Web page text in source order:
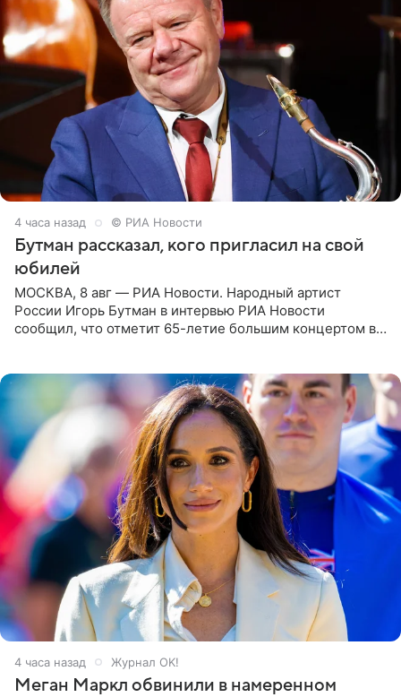
4 часа назад © РИА Новости
Бутман рассказал, кого пригласил на свой
юбилей
МОСКВА, 8 авг — РИА Новости. Народный артист
России Игорь Бутман в интервью РИА Новости
сообщил, что отметит 65-летие большим концертом в
4 часа назад Журнал OK!
Меган Маркл обвинили в намеренном